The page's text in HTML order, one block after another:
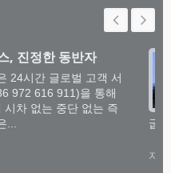
, 진정한 동반자
24시간 글로벌 고객 서
972 616 911)을 통해
시차 없는 중단 없는 즉
굽
자